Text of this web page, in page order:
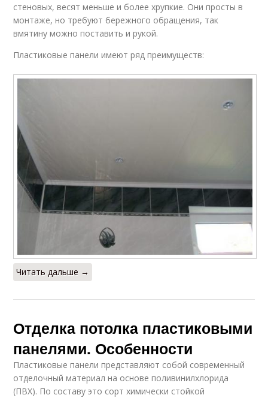
стеновых, весят меньше и более хрупкие. Они просты в
монтаже, но требуют бережного обращения, так
вмятину можно поставить и рукой.
Пластиковые панели имеют ряд преимуществ:
Читать дальше →
Отделка потолка пластиковыми
панелями. Особенности
Пластиковые панели представляют собой современный
отделочный материал на основе поливинилхлорида
(ПВХ). По составу это сорт химически стойкой